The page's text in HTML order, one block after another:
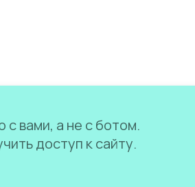
вами, а не с ботом.
доступ к сайту.